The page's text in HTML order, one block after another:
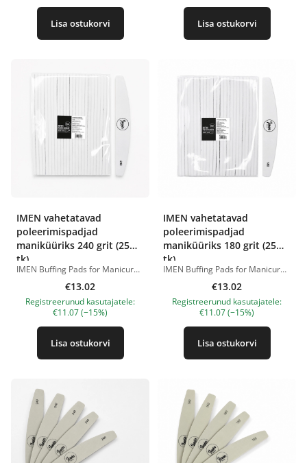
Lisa ostukorvi Lisa ostukorvi
IMEN vahetatavad
poleerimispadjad
maniküüriks 240 grit (25
tk)
IMEN Buffing Pads for Manicure 240 grit on ühekordsed isekleepuvad poleerimispadjad, mis on mõeldud kasutamiseks IMEN korduvkasutatava plastikust alusega. Pehme polsterdatud pind võimaldab küüsi ja nahka delikaatselt ning kontrollitult töödelda. Karedus 240 grit sobib naturaalse küüneplaadi õrnaks matistamiseks ja silumiseks, viimistlemiseks, väikeste ebatasasuste eemaldamiseks, küünte ettevalmistamiseks katte pealekandmiseks ning naha delikaatseks töötlemiseks viilmaniküüris. Liimikiht kinnitab poleerimispadja protseduuri ajal kindlalt alusele. Pärast kasutamist saab vahetatava padja hõlpsalt eemaldada ja ära visata, mis võimaldab kasutada iga kliendi jaoks uut abrasiivi ning järgida professionaalseid hügieeninõudeid. Eelised karedus 240 grit; pehme polsterdatud pind; sobib naturaalsete küünte delikaatseks töötlemiseks; kasutatav maniküüris ja viilmaniküüris; sobib küüneplaadi matistamiseks ja lõplikuks silumiseks; isekleepuv tagakülg; kindel fikseerimine töö ajal; ühekordseks kasutamiseks; sobib professionaalseks tööks; võimaldab kasutada iga kliendi jaoks uut poleerimispatja. Pakendis: 25 tk. IMEN plastikust alus müüakse eraldi. Tootepildid on illustratiivsed. Küsimuste korral ootame alati Sinu meili nanatallinn@gmail.com
€13.02
Registreerunud kasutajatele:
€11.07 (−15%)
Lisa ostukorvi
IMEN vahetatavad
poleerimispadjad
maniküüriks 180 grit (25
tk)
IMEN Buffing Pads for Manicure 180 grit on ühekordsed isekleepuvad poleerimispadjad, mis on mõeldud kasutamiseks IMEN korduvkasutatava plastikust alusega. &nbsp; Pehme polsterdatud pind võimaldab küüsi töödelda tavapäraste viilidega võrreldes delikaatsemalt ja kontrollitumalt. Karedus 180 grit sobib küüneplaadi tasandamiseks ja matistamiseks, ebatasasuste silumiseks, naturaalsete ja kunstküünte ettevalmistamiseks katte pealekandmiseks ning tihedamate ja karedamate nahapiirkondade töötlemiseks viilmaniküüris. &nbsp; Liimikiht kinnitab poleerimispadja protseduuri ajal kindlalt alusele. Pärast kasutamist saab vahetatava padja hõlpsalt eemaldada ja ära visata, mis võimaldab kasutada iga kliendi jaoks uut abrasiivi ning järgida professionaalseid hügieeninõudeid. Eelised karedus 180 grit; pehme polsterdatud pind; sobib maniküüriks ja viilmaniküüriks; sobib naturaalsetele ja kunstküüntele; kasutatakse küüneplaadi matistamiseks ja silumiseks; isekleepuv tagakülg; kindel fikseerimine töö ajal; ühekordseks kasutamiseks; sobib professionaalseks tööks; võimaldab kasutada iga kliendi jaoks uut poleerimispatja. &nbsp; Pakendis: 25 tk. &nbsp; IMEN plastikust alus müüakse eraldi. Tootepildid on illustratiivsed. Küsimuste korral ootame alati Sinu meili nanatallinn@gmail.com
€13.02
Registreerunud kasutajatele:
€11.07 (−15%)
Lisa ostukorvi